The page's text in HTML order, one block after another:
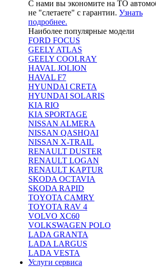
С нами вы экономите на ТО
не "слетаете" с гарантии. Узнать
подробнее.
Наиболее популярные модели
FORD FOCUS
GEELY ATLAS
GEELY COOLRAY
HAVAL JOLION
HAVAL F7
HYUNDAI CRETA
HYUNDAI SOLARIS
KIA RIO
KIA SPORTAGE
NISSAN ALMERA
NISSAN QASHQAI
NISSAN X-TRAIL
RENAULT DUSTER
RENAULT LOGAN
RENAULT KAPTUR
SKODA OCTAVIA
SKODA RAPID
TOYOTA CAMRY
TOYOTA RAV 4
VOLVO XC60
VOLKSWAGEN POLO
LADA GRANTA
LADA LARGUS
LADA VESTA
Услуги сервиса